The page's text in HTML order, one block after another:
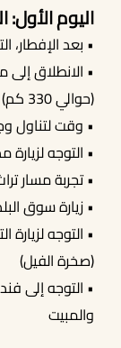
اليوم
• بعد الإفطار،
• الانطلاق إلى
(حوالي 330 كم)
• وقت لتناول
• التوجه
• تجربة مسار
• زيارة سوق
• التوجه لزيارة
(صخرة الفيل)
• التوجه إلى
والمبيت